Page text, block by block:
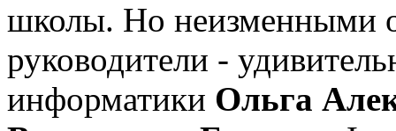
школы. Но неизменными
руководители -
информатики Ольга